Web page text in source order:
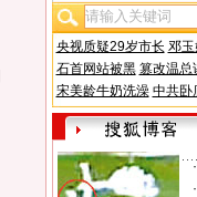
央视质疑29岁市长 邓
石首网站被黑 篡改温总
宋美龄牛奶洗澡 中共卧
·
·